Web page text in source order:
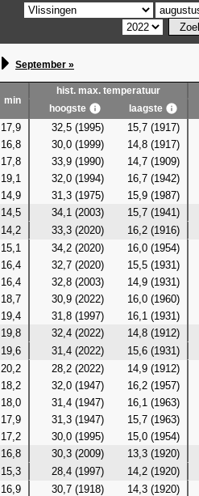
September »
min
hist. max. temperatuur
hoogste
laagste
17,9 32,5 (1995)
15,7 (1917)
16,8 30,0 (1999)
14,8 (1917)
17,8 33,9 (1990)
14,7 (1909)
19,1 32,0 (1994)
16,7 (1942)
14,9 31,3 (1975)
15,9 (1987)
14,5 34,1 (2003)
15,7 (1941)
14,2 33,3 (2020)
16,2 (1916)
15,1 34,2 (2020)
16,0 (1954)
16,4 32,7 (2020)
15,5 (1931)
16,4 32,8 (2003)
14,9 (1931)
18,7 30,9 (2022)
16,0 (1960)
19,4 31,8 (1997)
16,1 (1931)
19,8 32,4 (2022)
14,8 (1912)
19,6 31,4 (2022)
15,6 (1931)
20,2 28,2 (2022)
14,9 (1912)
18,2 32,0 (1947)
16,2 (1957)
18,0 31,4 (1947)
16,1 (1963)
17,9 31,3 (1947)
15,7 (1963)
17,2 30,0 (1995)
15,0 (1954)
16,8 30,3 (2009)
13,3 (1920)
15,3 28,4 (1997)
14,2 (1920)
16,9 30,7 (1918)
14,3 (1920)